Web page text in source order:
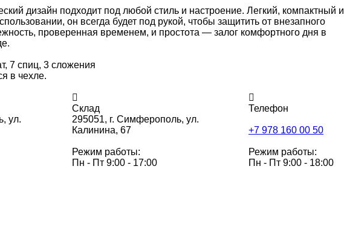
дизайн подходит под любой стиль и настроение. Легкий, компактный и
он всегда будет под рукой, чтобы защитить от внезапного
проверенная временем, и простота — залог комфортного дня в
7 спиц, 3 сложения
в чехле.
ул.
Склад
295051, г. Симферополь, ул.
Калинина, 67
Режим работы:
Пн - Пт 9:00 - 17:00
Телефон
+7 978 160 00 50
Режим работы:
Пн - Пт 9:00 - 18:00